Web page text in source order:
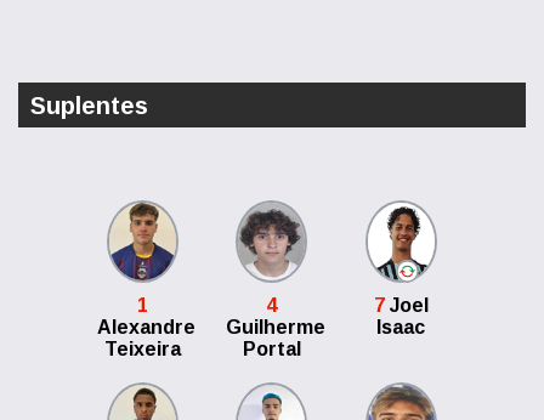
Suplentes
1
Alexandre
Teixeira
4
Guilherme
Portal
7Joel
Isaac